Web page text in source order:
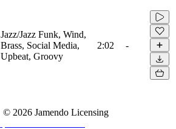
Jazz/Jazz Funk, Wind,
Brass, Social Media,
Upbeat, Groovy
2:02 -
© 2026 Jamendo Licensing